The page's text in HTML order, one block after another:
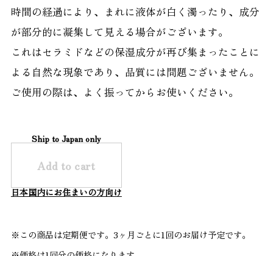
時間の経過により、まれに液体が白く濁ったり、成分
が部分的に凝集して見える場合がございます。
これはセラミドなどの保湿成分が再び集まったことに
よる自然な現象であり、品質には問題ございません。
ご使用の際は、よく振ってからお使いください。
Ship to Japan only
Add to cart
日本国内にお住まいの方向け
※この商品は定期便です。3ヶ月ごとに1回のお届け予定です。